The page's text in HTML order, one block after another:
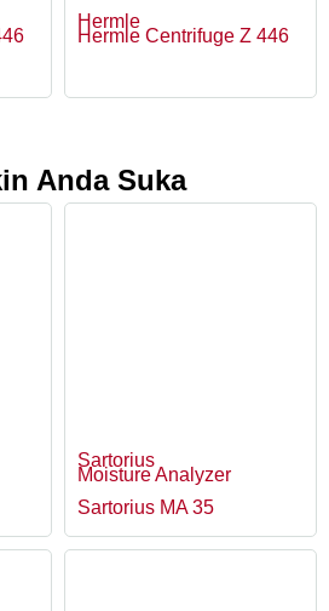
Hermle
Hermle Centrifuge Z 446
Anda Suka
Sartorius
Moisture Analyzer
Sartorius MA 35